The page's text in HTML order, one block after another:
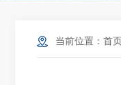
当前位置： 首页